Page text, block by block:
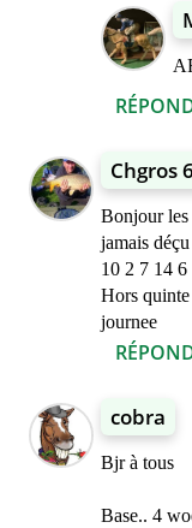
Chgros
Bonjour les
jamais
10 2 7 14 6
Hors
journee
cobra
Bjr à tous
Base.. 4